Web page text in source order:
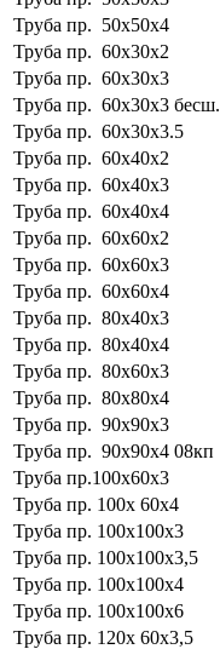
Труба пр. 50х50х4
Труба пр. 60х30х2
Труба пр. 60х30х3
Труба пр. 60х30х3 бесш.
Труба пр. 60х30х3.5
Труба пр. 60х40х2
Труба пр. 60х40х3
Труба пр. 60х40х4
Труба пр. 60х60х2
Труба пр. 60х60х3
Труба пр. 60х60х4
Труба пр. 80х40х3
Труба пр. 80х40х4
Труба пр. 80х60х3
Труба пр. 80х80х4
Труба пр. 90х90х3
Труба пр. 90х90х4 08кп
Труба пр.100х60х3
Труба пр. 100х 60х4
Труба пр. 100х100х3
Труба пр. 100х100х3,5
Труба пр. 100х100х4
Труба пр. 100х100х6
Труба пр. 120х 60х3,5